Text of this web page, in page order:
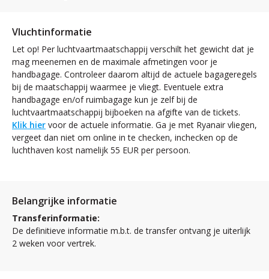
Vluchtinformatie
Let op! Per luchtvaartmaatschappij verschilt het gewicht dat je
mag meenemen en de maximale afmetingen voor je
handbagage. Controleer daarom altijd de actuele bagageregels
bij de maatschappij waarmee je vliegt. Eventuele extra
handbagage en/of ruimbagage kun je zelf bij de
luchtvaartmaatschappij bijboeken na afgifte van de tickets.
Klik hier voor de actuele informatie. Ga je met Ryanair vliegen,
vergeet dan niet om online in te checken, inchecken op de
luchthaven kost namelijk 55 EUR per persoon.
Belangrijke informatie
Transferinformatie:
De definitieve informatie m.b.t. de transfer ontvang je uiterlijk
2 weken voor vertrek.